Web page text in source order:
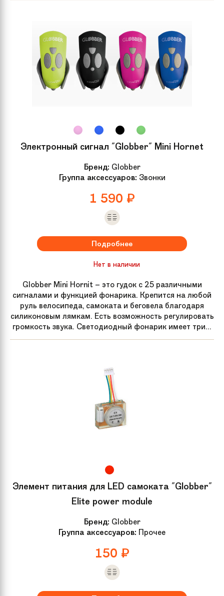
Электронный сигнал "Globber" Mini Hornet
Бренд: Globber
Группа аксессуаров: Звонки
1 590 ₽
Подробнее
Нет в наличии
Globber Mini Hornit – это гудок с 25 различными
сигналами и функцией фонарика. Крепится на любой
руль велосипеда, самоката и беговела благодаря
силиконовым лямкам. Есть возможность регулировать
громкость звука. Светодиодный фонарик имеет три...
Элемент питания для LED самоката "Globber"
Elite power module
Бренд: Globber
Группа аксессуаров: Прочее
150 ₽